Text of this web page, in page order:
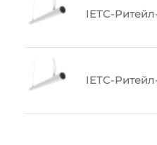
IETC-
IETC-